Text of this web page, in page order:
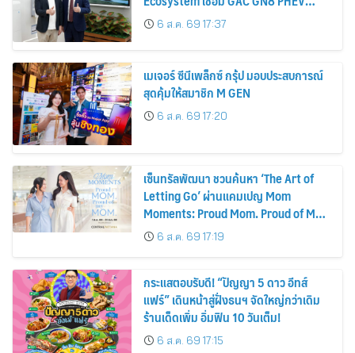
รถยนต์ MPV ระดับพรีเมียม เข้ากับ
พลังงานแสงอาทิตย์ภายในบ้าน
6 ส.ค. 69 17:37
เมเจอร์ ซีนีเพล็กซ์ กรุ้ป มอบประสบการณ์
สุดคุ้มให้สมาชิก M GEN
6 ส.ค. 69 17:20
เซ็นทรัลพัฒนา ชวนค้นหา ‘The Art of
Letting Go’ ผ่านแคมเปญ Mom
Moments: Proud Mom. Proud of My
Mom.6 ส.ค. 69 17:19
กระแสตอบรับดี! “ปัญญา 5 ดาว อีทส์
แฟร์” เดินหน้าสู่ฝั่งธนฯ จัดใหญ่กว่าเดิม
ร้านเด็ดเพิ่ม อิ่มฟิน 10 วันเต็ม!
6 ส.ค. 69 17:15